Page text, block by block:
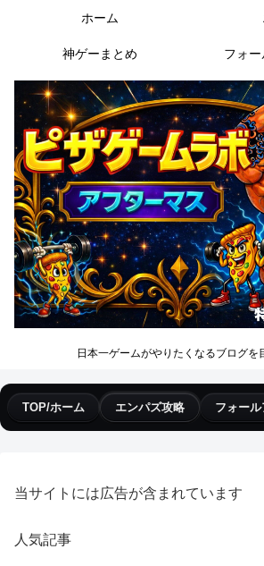
日本一ゲームがやりたくなるブログを
ホーム
神ゲーまとめ フォ
TOP/ホーム エンパズ攻略 フォー
当サイトには広告が含まれています
人気記事